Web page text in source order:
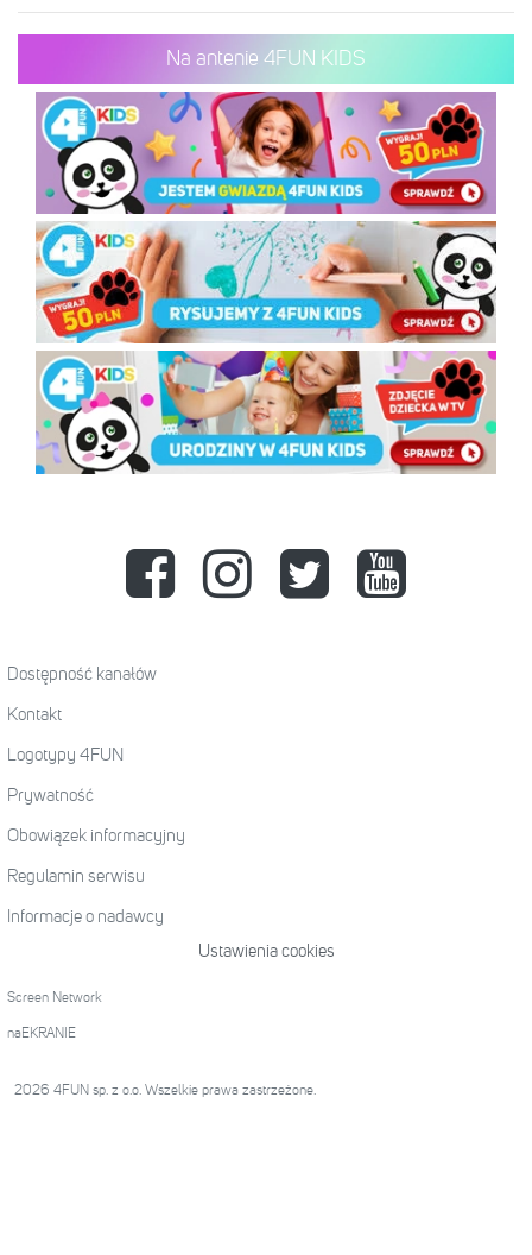
Na antenie 4FUN KIDS
Dostępność kanałów
Kontakt
Logotypy 4FUN
Prywatność
Obowiązek informacyjny
Regulamin serwisu
Informacje o nadawcy
Ustawienia cookies
Screen Network
naEKRANIE
2026 4FUN sp. z o.o. Wszelkie prawa zastrzeżone.